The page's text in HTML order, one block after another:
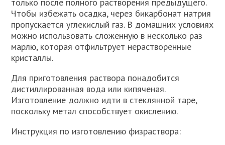
только после полного растворения предыдущего.
Чтобы избежать осадка, через бикарбонат натрия
пропускается углекислый газ. В домашних условиях
можно использовать сложенную в несколько раз
марлю, которая отфильтрует нерастворенные
кристаллы.
Для приготовления раствора понадобится
дистиллированная вода или кипяченая.
Изготовление должно идти в стеклянной таре,
поскольку метал способствует окислению.
Инструкция по изготовлению физраствора: